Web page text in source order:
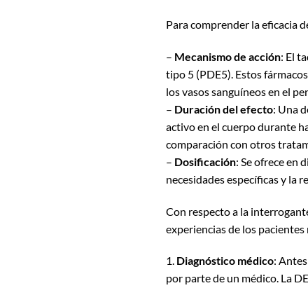
Para comprender la eficacia
– Mecanismo de acción: El
tipo 5 (PDE5). Estos
los vasos sanguíneos en el
– Duración del efecto: Una
activo en el cuerpo durante
comparación con otros
– Dosificación: Se ofrece en
necesidades específicas y la
Con respecto a la
experiencias de los
1. Diagnóstico médico:
por parte de un médico. La